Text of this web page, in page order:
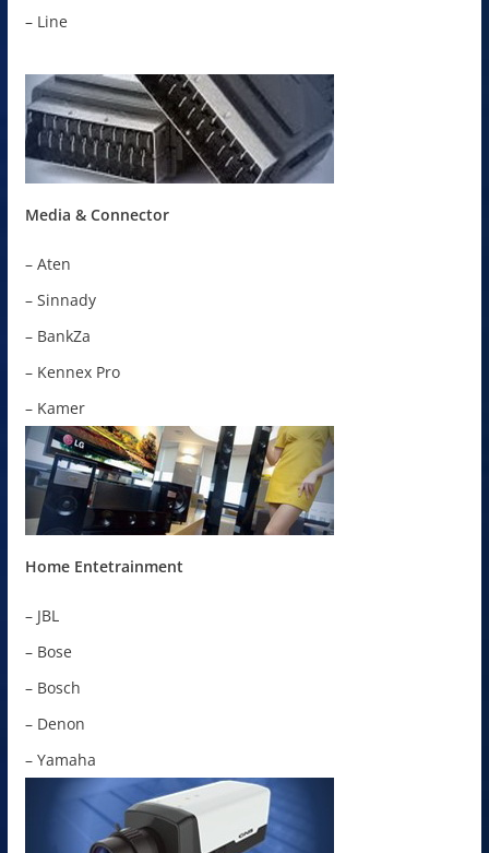
– Line
Media & Connector
– Aten
– Sinnady
– BankZa
– Kennex Pro
– Kamer
Home Entetrainment
– JBL
– Bose
– Bosch
– Denon
– Yamaha